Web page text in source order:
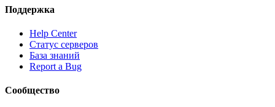
Поддержка
Help Center
Статус серверов
База знаний
Report a Bug
Сообщество